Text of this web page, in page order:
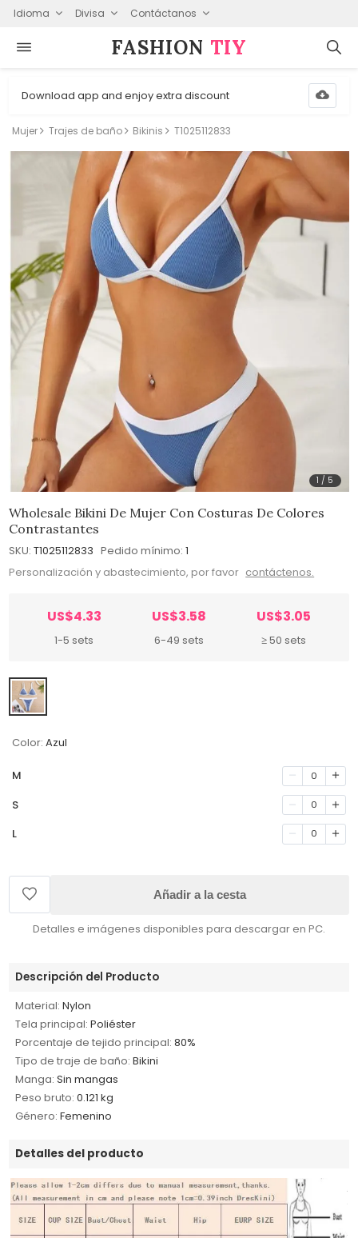
Idioma Divisa Contáctanos
FASHION⁠ TIY
Download app and enjoy extra discount
Mujer Trajes de baño Bikinis T1025112833
1 / 5
Wholesale Bikini De Mujer Con Costuras De Colores
Contrastantes
SKU: T1025112833 Pedido mínimo: 1
Personalización y abastecimiento, por favor contáctenos.
US$4.33
1-5 sets
US$3.58
6-49 sets
US$3.05
≥ 50 sets
Color: Azul
M 0
S 0
L 0
Añadir a la cesta
Detalles e imágenes disponibles para descargar en PC.
Descripción del Producto
Material: Nylon
Tela principal: Poliéster
Porcentaje de tejido principal: 80%
Tipo de traje de baño: Bikini
Manga: Sin mangas
Peso bruto: 0.121 kg
Género: Femenino
Detalles del producto